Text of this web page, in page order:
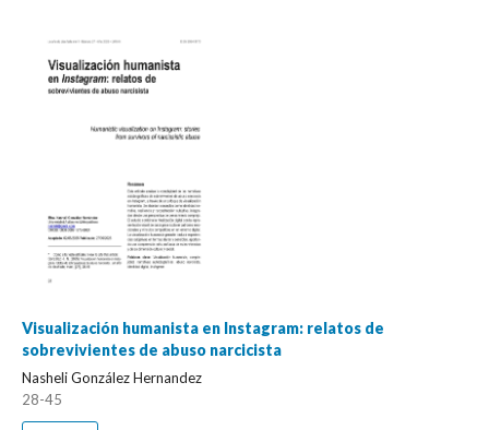
Visualización humanista en Instagram: relatos de
sobrevivientes de abuso narcicista
Nasheli González Hernandez
28-45